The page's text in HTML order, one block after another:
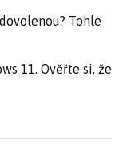
Tohle
11. Ověřte si, že